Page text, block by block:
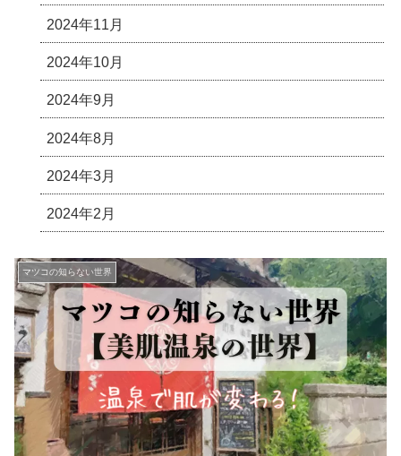
2024年11月
2024年10月
2024年9月
2024年8月
2024年3月
2024年2月
マツコの知らない世界